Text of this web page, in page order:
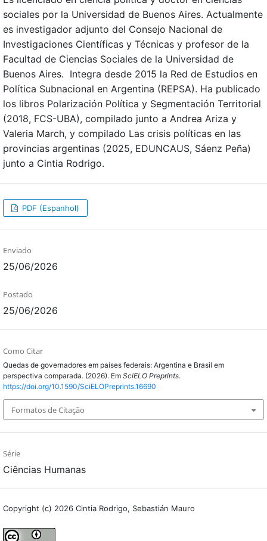
sociales por la Universidad de Buenos Aires. Actualmente
es investigador adjunto del Consejo Nacional de
Investigaciones Científicas y Técnicas y profesor de la
Facultad de Ciencias Sociales de la Universidad de
Buenos Aires. Integra desde 2015 la Red de Estudios en
Política Subnacional en Argentina (REPSA). Ha publicado
los libros Polarización Política y Segmentación Territorial
(2018, FCS-UBA), compilado junto a Andrea Ariza y
Valeria March, y compilado Las crisis políticas en las
provincias argentinas (2025, EDUNCAUS, Sáenz Peña)
junto a Cintia Rodrigo.
PDF (Espanhol)
Enviado
25/06/2026
Postado
25/06/2026
Como Citar
Quedas de governadores em países federais: Argentina e Brasil em
perspectiva comparada. (2026). Em SciELO Preprints.
https://doi.org/10.1590/SciELOPreprints.16690
Formatos de Citação
Série
Ciências Humanas
Copyright (c) 2026 Cintia Rodrigo, Sebastián Mauro